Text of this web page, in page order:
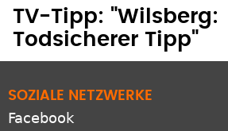
TV-Tipp: "Wilsberg:
Todsicherer Tipp"
SOZIALE NETZWERKE
Facebook